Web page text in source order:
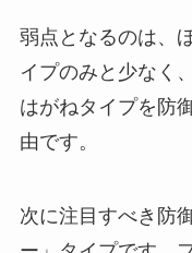
弱点となるのは、
イプのみと少なく
はがねタイプを防
由です。
次に注目すべき防